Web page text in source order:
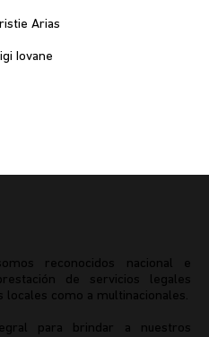
Arias
Iovane
reconocidos nacional e
de servicios legales
como a multinacionales.
para brindar a nuestros